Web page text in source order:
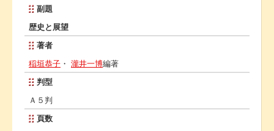
副題
歴史と展望
著者
稲垣恭子 ・ 瀧井一博編著
判型
Ａ５判
頁数